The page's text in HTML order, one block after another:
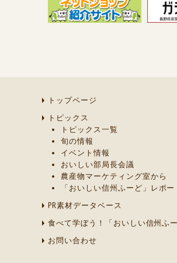
トップページ
トピックス
トピックス一覧
旬の情報
イベント情報
おいしい部局長会議
農産物マーケティング室から
「おいしい信州ふーど」レポー
PR素材データベース
食べて学ぼう！「おいしい信州ふー
お問い合わせ